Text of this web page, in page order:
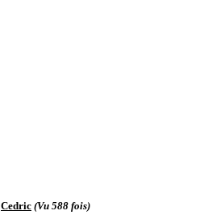
Cedric (Vu 588 fois)